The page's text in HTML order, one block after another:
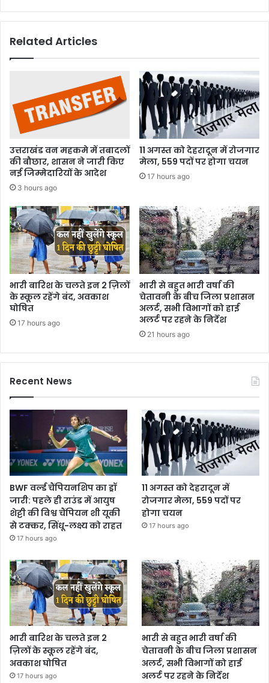
Related Articles
उत्तराखंड वन महकमे में तबादलों
की बौछार, शासन ने जारी किए
नई जिम्मेदारियों के आदेश
3 hours ago
11 अगस्त को देहरादून में रोजगार
मेला, 559 पदों पर होगा चयन
17 hours ago
भारी बारिश के चलते इन 2 ज़िलों
के स्कूल रहेंगे बंद, अवकाश
घोषित
17 hours ago
भारी से बहुत भारी वर्षा की
चेतावनी के बीच जिला प्रशासन
अलर्ट, सभी विभागों को हाई
अलर्ट पर रहने के निर्देश
21 hours ago
Recent News
BWF वर्ल्ड चैंपियनशिप का ड्रॉ
जारी: पहले ही राउंड में आयुष
शेट्टी की विश्व चैंपियन शी यूकी
से टक्कर, सिंधू-लक्ष्य को राहत
17 hours ago
11 अगस्त को देहरादून में
रोजगार मेला, 559 पदों पर
होगा चयन
17 hours ago
भारी बारिश के चलते इन 2
ज़िलों के स्कूल रहेंगे बंद,
अवकाश घोषित
17 hours ago
भारी से बहुत भारी वर्षा की
चेतावनी के बीच जिला प्रशासन
अलर्ट, सभी विभागों को हाई
अलर्ट पर रहने के निर्देश